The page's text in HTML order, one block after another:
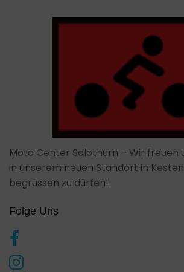
Moto Center Solothurn – Wir freuen
in unserem neuen Standort in
begrüssen zu dürfen!
Folge Uns